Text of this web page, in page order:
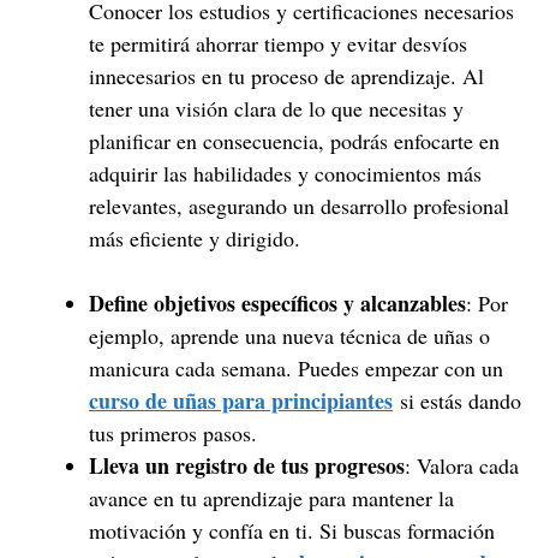
Conocer los estudios y certificaciones necesarios
te permitirá ahorrar tiempo y evitar desvíos
innecesarios en tu proceso de aprendizaje. Al
tener una visión clara de lo que necesitas y
planificar en consecuencia, podrás enfocarte en
adquirir las habilidades y conocimientos más
relevantes, asegurando un desarrollo profesional
más eficiente y dirigido.
Define objetivos específicos y alcanzables: Por
ejemplo, aprende una nueva técnica de uñas o
manicura cada semana. Puedes empezar con un
curso de uñas para principiantes si estás dando
tus primeros pasos.
Lleva un registro de tus progresos: Valora cada
avance en tu aprendizaje para mantener la
motivación y confía en ti. Si buscas formación